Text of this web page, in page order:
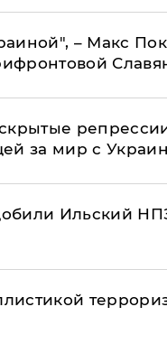
– Макс
за мир с
Ильский